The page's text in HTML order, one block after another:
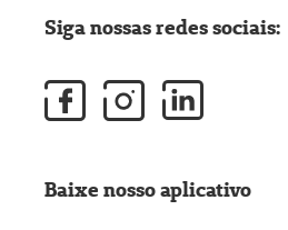
Siga nossas redes sociais:
Baixe nosso aplicativo